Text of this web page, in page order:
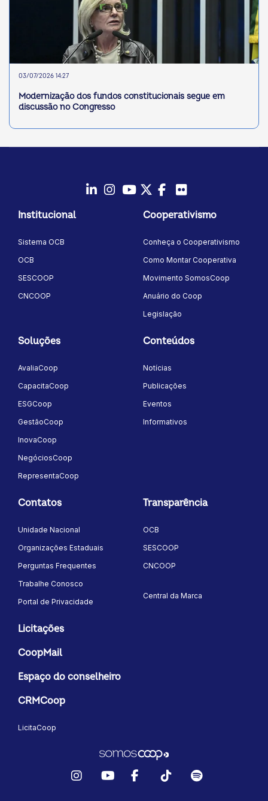
03/07/2026 14:27
Modernização dos fundos constitucionais segue em
discussão no Congresso
Instagram
YoutubeTwitter/X
Facebook
Institucional
Sistema OCB
OCB
SESCOOP
CNCOOP
Cooperativismo
Conheça o Cooperativismo
Como Montar Cooperativa
Movimento SomosCoop
Anuário do Coop
Legislação
Soluções
AvaliaCoop
CapacitaCoop
ESGCoop
GestãoCoop
InovaCoop
NegóciosCoop
RepresentaCoop
Conteúdos
Notícias
Publicações
Eventos
Informativos
Contatos
Unidade Nacional
Organizações Estaduais
Perguntas Frequentes
Trabalhe Conosco
Portal de Privacidade
Transparência
OCB
SESCOOP
CNCOOP
Central da Marca
Licitações
CoopMail
Espaço do conselheiro
CRMCoop
LicitaCoop